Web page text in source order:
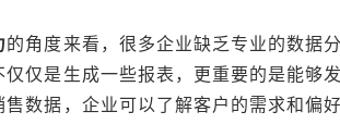
的角度来看，很多企业缺乏专业的数据
仅仅是生成一些报表，更重要的是能够
数据，企业可以了解客户的需求和偏